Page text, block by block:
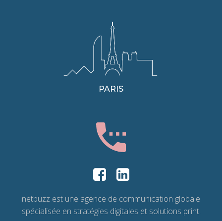
PARIS
netbuzz est une agence de communication globale
spécialisée en stratégies digitales et solutions print.